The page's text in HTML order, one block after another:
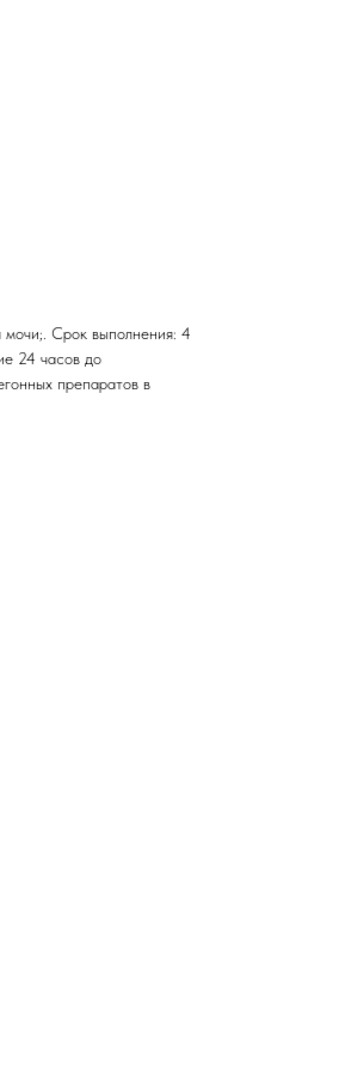
мочи;. Срок выполнения: 4
24 часов до
препаратов в